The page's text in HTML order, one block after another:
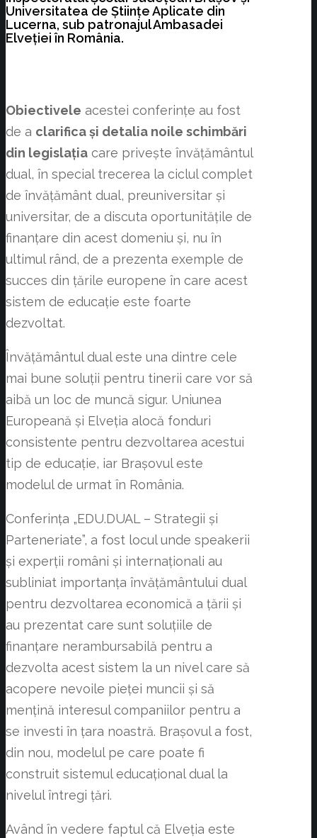
Universitatea de Științe Aplicate din
Lucerna, sub patronajul Ambasadei
Elveției în România.
Obiectivele acestei conferințe au fost
de a clarifica și detalia noile schimbări
din legislația care privește învățământul
dual, în special trecerea la ciclul complet
de învățământ dual, preuniversitar și
universitar, de a discuta oportunitățile de
finanțare din acest domeniu și, nu în
ultimul rând, de a prezenta exemple de
succes din țările europene în care acest
sistem de educație este foarte
dezvoltat.
Învățământul dual este una dintre cele
mai bune soluții pentru tinerii care vor să
aibă un loc de muncă sigur. Uniunea
Europeană și Elveția alocă fonduri
consistente pentru dezvoltarea acestui
tip de educație, iar Brașovul este
modelul de urmat în România.
Conferința „EDU.DUAL – Strategii și
Parteneriate”, a fost locul unde speakerii
și experții români și internaționali au
subliniat importanța învățământului dual
pentru dezvoltarea economică a țării și
au prezentat care sunt soluțiile de
finanțare nerambursabilă pentru a
dezvolta acest sistem la un nivel care să
acopere nevoile pieței muncii și să
mențină interesul companiilor pentru a
se investi în țara noastră. Brașovul a fost,
din nou, modelul pe care poate fi
construit sistemul educațional dual la
nivelul întregi țări.
Având în vedere faptul că Elveția este